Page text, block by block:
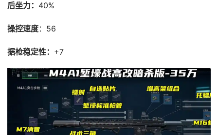
后坐力： 40%
操控速度：56
据枪稳定性： +7